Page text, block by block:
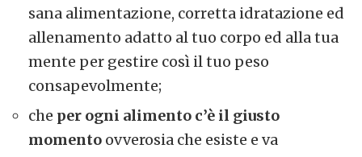
sana alimentazione, corretta idratazione ed
allenamento adatto al tuo corpo ed alla tua
mente per gestire così il tuo peso
consapevolmente;
che per ogni alimento c’è il giusto
momento ovverosia che esiste e va